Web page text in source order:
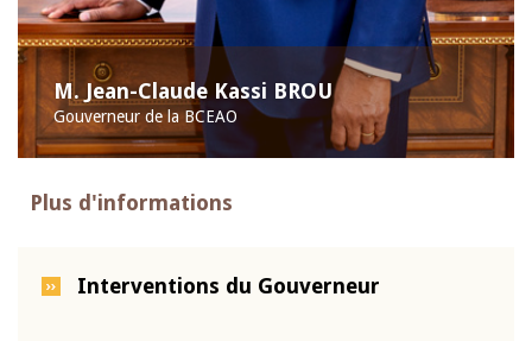
M. Jean-Claude Kassi BROU
Gouverneur de la BCEAO
Plus d'informations
Interventions du Gouverneur